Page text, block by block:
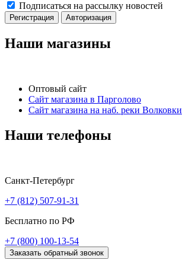
Подписаться на рассылку новостей
Регистрация Авторизация
Наши магазины
Оптовый сайт
Сайт магазина в Парголово
Сайт магазина на наб. реки Волковки
Наши телефоны
Санкт-Петербург
+7 (812) 507-91-31
Бесплатно по РФ
+7 (800) 100-13-54
Заказать обратный звонок